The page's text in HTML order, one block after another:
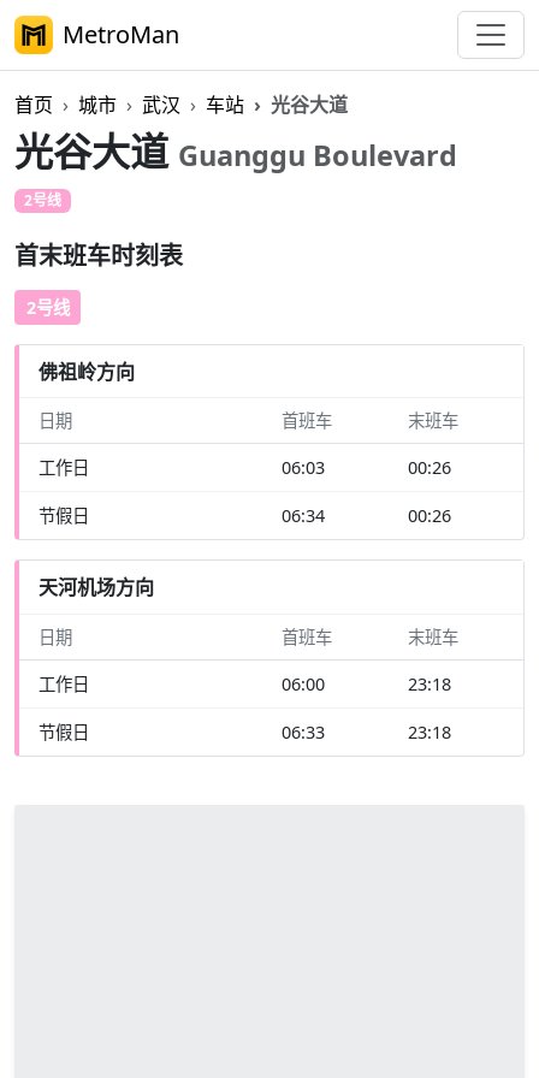
MetroMan
首页 城市 武汉 车站 光谷大道
光谷大道 Guanggu Boulevard
2号线
首末班车时刻表
2号线
佛祖岭方向
日期 首班车 末班车
工作日 06:03 00:26
节假日 06:34 00:26
天河机场方向
日期 首班车 末班车
工作日 06:00 23:18
节假日 06:33 23:18